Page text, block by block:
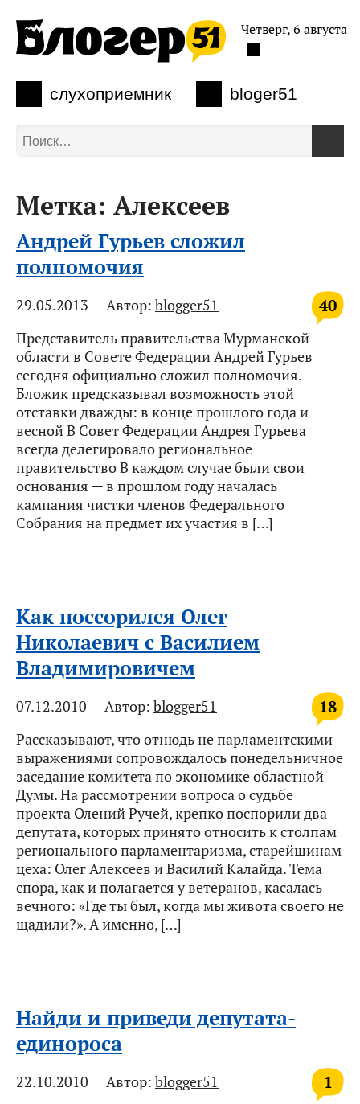
слухоприемник bloger51
Четверг, 6 августа
Метка: Алексеев
Андрей Гурьев сложил
полномочия
40
29.05.2013 Автор: blogger51
Представитель правительства Мурманской
области в Совете Федерации Андрей Гурьев
сегодня официально сложил полномочия.
Бложик предсказывал возможность этой
отставки дважды: в конце прошлого года и
весной В Совет Федерации Андрея Гурьева
всегда делегировало региональное
правительство В каждом случае были свои
основания — в прошлом году началась
кампания чистки членов Федерального
Собрания на предмет их участия в […]
Как поссорился Олег
Николаевич с Василием
Владимировичем
18
07.12.2010 Автор: blogger51
Рассказывают, что отнюдь не парламентскими
выражениями сопровождалось понедельничное
заседание комитета по экономике областной
Думы. На рассмотрении вопроса о судьбе
проекта Олений Ручей, крепко поспорили два
депутата, которых принято относить к столпам
регионального парламентаризма, старейшинам
цеха: Олег Алексеев и Василий Калайда. Тема
спора, как и полагается у ветеранов, касалась
вечного: «Где ты был, когда мы живота своего не
щадили?». А именно, […]
Найди и приведи депутата-
единороса
1
22.10.2010 Автор: blogger51